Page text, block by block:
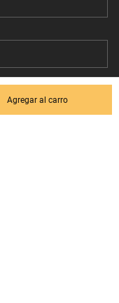
Agregar al carro